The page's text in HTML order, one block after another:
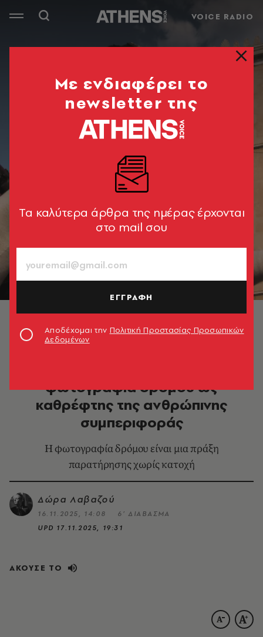
VOICE RADIO
© Τάσος Σπετσιέρης
φωτογραφία δρόμου ως
καθρέφτης της ανθρώπινης
συμπεριφοράς
Η φωτογραφία δρόμου είναι μια πράξη
παρατήρησης χωρίς κατοχή
Δώρα Λαβαζού
16.11.2025, 14:08
6’ ΔΙΑΒΑΣΜΑ
UPD 17.11.2025, 19:31
ΑΚΟΥΣΕ ΤΟ
Mε ενδιαφέρει το
newsletter της
Tα καλύτερα άρθρα της ημέρας έρχονται
στο mail σου
ΕΓΓΡΑΦΗ
Αποδέχομαι την Πολιτική Προστασίας Προσωπικών
Δεδομένων